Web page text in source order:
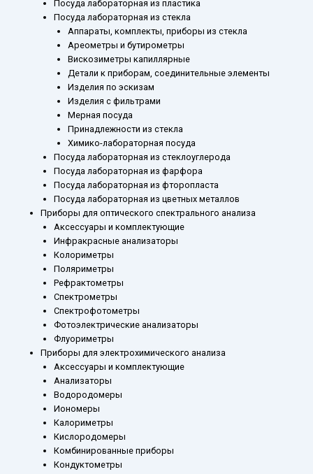
Посуда лабораторная из пластика
Посуда лабораторная из стекла
Аппараты, комплекты, приборы из стекла
Ареометры и бутирометры
Вискозиметры капиллярные
Детали к приборам, соединительные элементы
Изделия по эскизам
Изделия с фильтрами
Мерная посуда
Принадлежности из стекла
Химико-лабораторная посуда
Посуда лабораторная из стеклоуглерода
Посуда лабораторная из фарфора
Посуда лабораторная из фторопласта
Посуда лабораторная из цветных металлов
Приборы для оптического спектрального анализа
Аксессуары и комплектующие
Инфракрасные анализаторы
Колориметры
Поляриметры
Рефрактометры
Спектрометры
Спектрофотометры
Фотоэлектрические анализаторы
Флуориметры
Приборы для электрохимического анализа
Аксессуары и комплектующие
Анализаторы
Водородомеры
Иономеры
Калориметры
Кислородомеры
Комбинированные приборы
Кондуктометры